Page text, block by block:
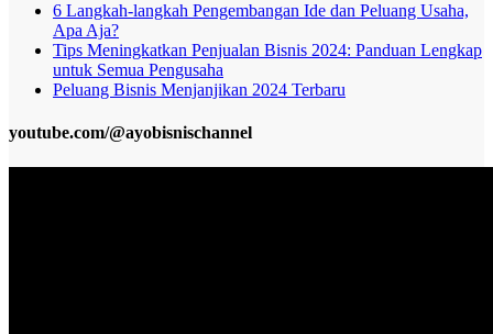
6 Langkah-langkah Pengembangan Ide dan Peluang Usaha,
Apa Aja?
Tips Meningkatkan Penjualan Bisnis 2024: Panduan Lengkap
untuk Semua Pengusaha
Peluang Bisnis Menjanjikan 2024 Terbaru
youtube.com/@ayobisnischannel